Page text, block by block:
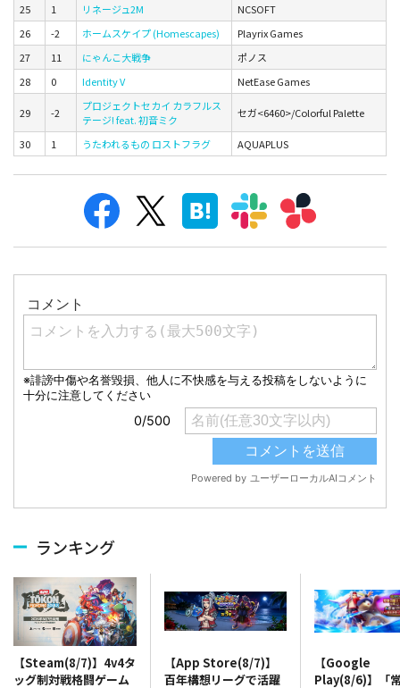
25
1 リネージュ2M
NCSOFT
26
-2 ホームスケイプ (Homescapes)
Playrix Games
27
11 にゃんこ大戦争
ポノス
28
0 Identity V NetEase Games
29 -2
プロジェクトセカイ カラフルス
テージ! feat. 初音ミク
セガ<6460>/Colorful Palette
30 1 うたわれるもの ロストフラグ AQUAPLUS
ランキング
【Steam(8/7)】4v4タ
ッグ制対戦格闘ゲーム
【App Store(8/7)】
百年構想リーグで活躍
【Google
Play(8/6)】「